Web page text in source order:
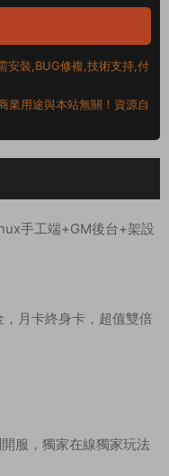
安裝,BUG修複,技術支持,付
業用途與本站無關！資源自
手工端+GM後台+架設
月卡終身卡，超值雙倍
服，獨家在線獨家玩法